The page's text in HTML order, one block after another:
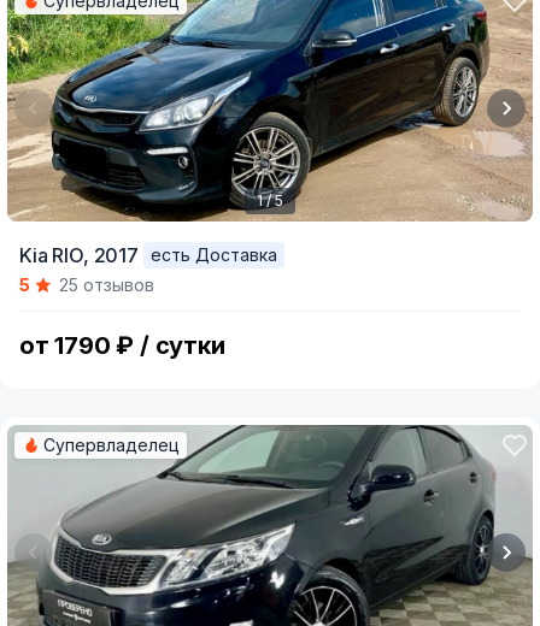
of
1 / 5
Kia RIO, 2017
есть Доставка
5
25 отзывов
от 1790 ₽ / сутки
Супервладелец